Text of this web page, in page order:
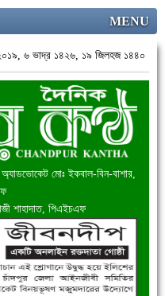
MENU
৬ ভাদ্র ১৪২৬, ১৯ জিলহজ ১৪৪০
মোঃ ইকবাল-বিন-বাশার,
শাহাদাত, পিএইচএফ